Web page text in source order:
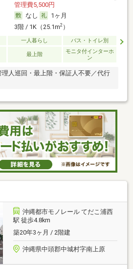
管理費5,500円
なし
1ヶ月
3階 / 1K（25.1m2）
一人暮らし バス・トイレ別
最上階
モニタ付インターホ
ン
理人巡回・最上階・保証人不要／代行
沖縄都市モノレール てだこ浦西
駅 徒歩4.8km
築20年3ヶ月 / 2階建
沖縄県中頭郡中城村字南上原